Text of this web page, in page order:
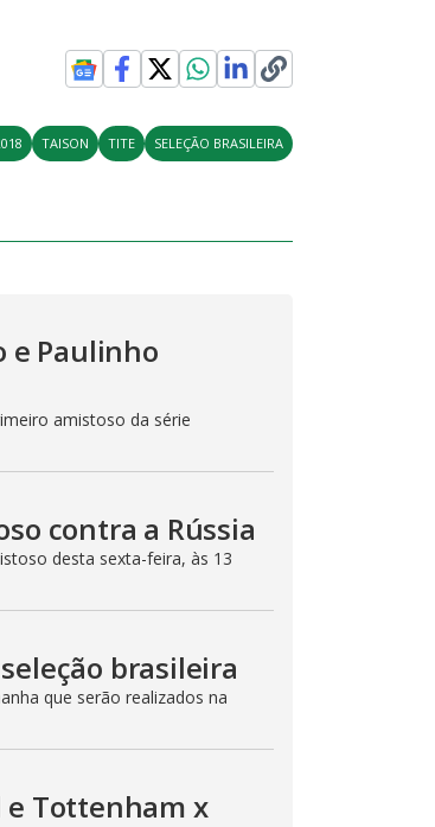
TAISON TITE SELEÇÃO BRASILEIRA
e Paulinho
amistoso da série
contra a Rússia
desta sexta-feira, às 13
brasileira
que serão realizados na
e Tottenham x